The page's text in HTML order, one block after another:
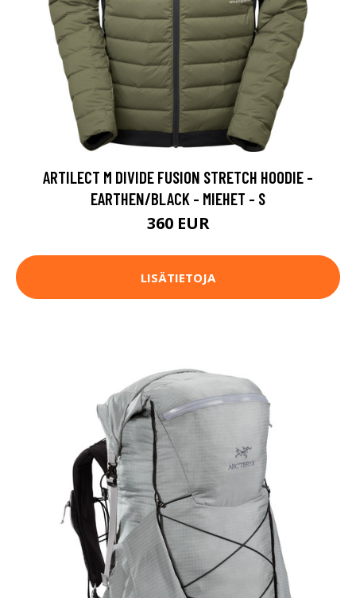
ARTILECT M DIVIDE FUSION STRETCH HOODIE -
EARTHEN/BLACK - MIEHET - S
360 EUR
LISÄTIETOJA